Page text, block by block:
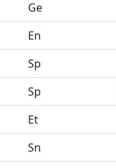
Ge
En
Sp
Sp
Et
Sn